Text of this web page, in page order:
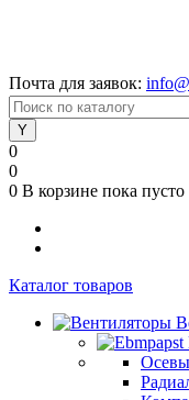
Почта для заявок:
0
0
0 В корзине пока пусто
Каталог товаров